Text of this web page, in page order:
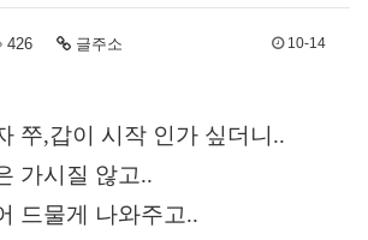
426 글주소 10-14
쭈,갑이 시작 인가 싶더니..
가시질 않고..
드물게 나와주고..